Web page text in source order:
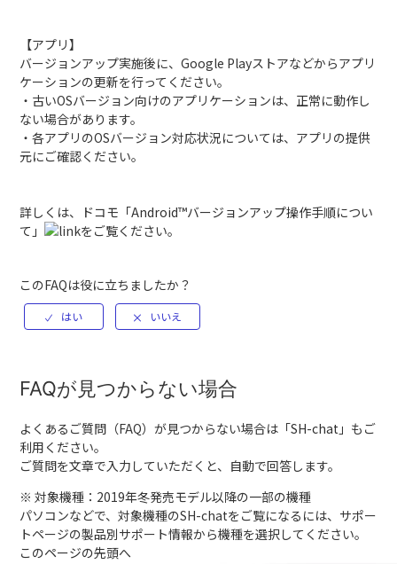
【アプリ】
バージョンアップ実施後に、Google Playストアなどからアプリ
ケーションの更新を行ってください。
・古いOSバージョン向けのアプリケーションは、正常に動作し
ない場合があります。
・各アプリのOSバージョン対応状況については、アプリの提供
元にご確認ください。
詳しくは、
ドコモ「Android™バージョンアップ操作手順につい
て」
をご覧ください。
このFAQは役に立ちましたか？
FAQが見つからない場合
よくあるご質問（FAQ）が見つからない場合は「SH-chat 」もご
利用ください。
ご質問を文章で入力していただくと、自動で回答します。
※ 対象機種：2019年冬発売モデル以降の一部の機種
パソコンなどで、対象機種のSH-chatをご覧になるには、サポー
トページの製品別サポート情報から機種を選択してください。
このページの先頭へ